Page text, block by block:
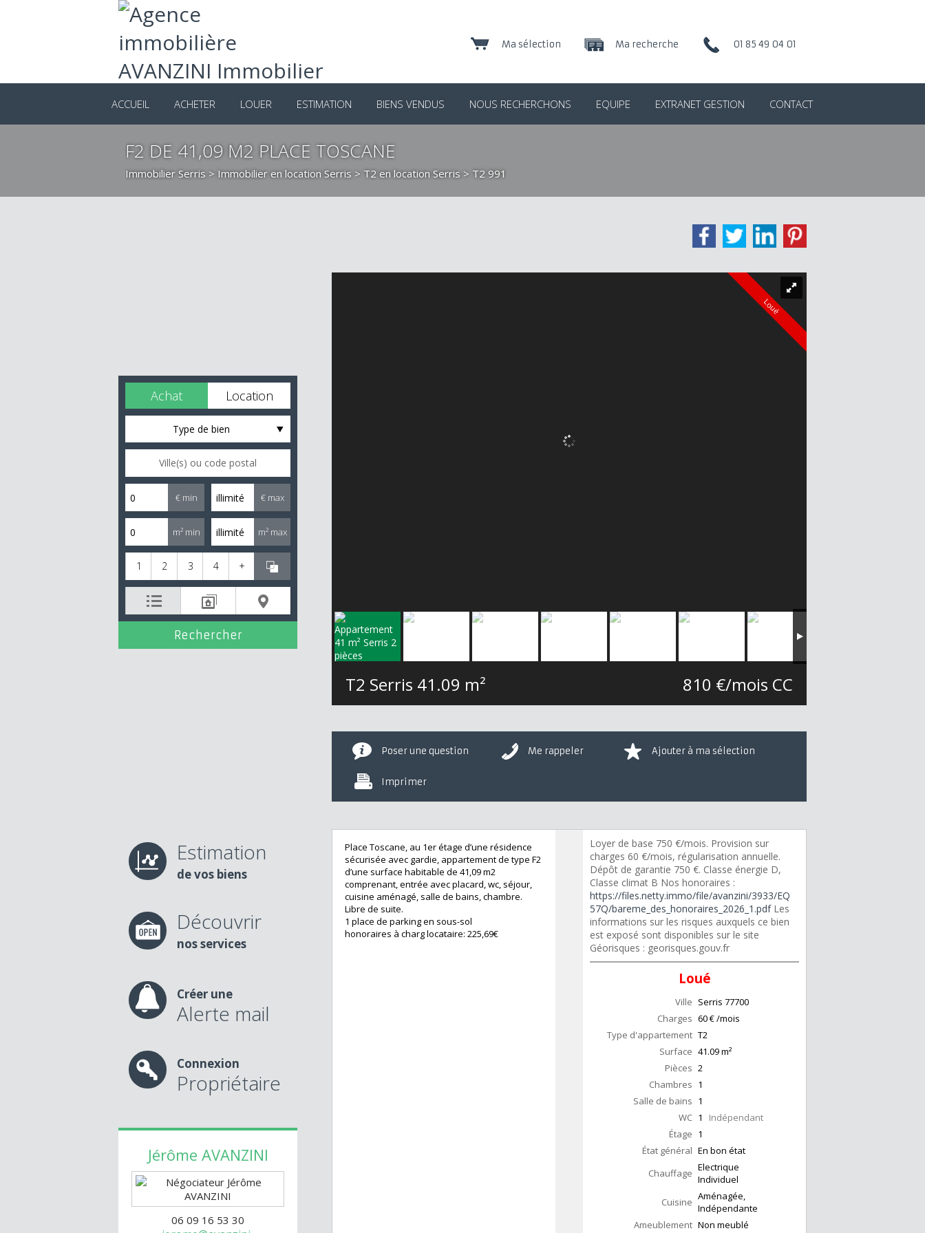
01 85 49 04 01
Ma recherche
Ma sélection
ACCUEIL ACHETER LOUER ESTIMATION BIENS VENDUS NOUS RECHERCHONS EQUIPE EXTRANET GESTION CONTACT
F2 DE 41,09 M2 PLACE TOSCANE
Immobilier Serris > Immobilier en location Serris > T2 en location Serris > T2 991
Achat Location
Type de bien
€ min € max
m² min m² max
1 2 3 4 +
Estimation
de vos biens
Découvrir
nos services
Créer une
Alerte mail
Connexion
Propriétaire
Jérôme AVANZINI
06 09 16 53 30
Loué
T2 Serris 41.09 m² 810 €/mois CC
Poser une question Me rappeler Ajouter à ma sélection
Imprimer
Place Toscane, au 1er étage d’une résidence
sécurisée avec gardie, appartement de type F2
d’une surface habitable de 41,09 m2
comprenant, entrée avec placard, wc, séjour,
cuisine aménagé, salle de bains, chambre.
Libre de suite.
1 place de parking en sous-sol
honoraires à charg locataire: 225,69€
Loyer de base 750 €/mois. Provision sur
charges 60 €/mois, régularisation annuelle.
Dépôt de garantie 750 €. Classe énergie D,
Classe climat B Nos honoraires :
https://files.netty.immo/file/avanzini/3933/EQ
57Q/bareme_des_honoraires_2026_1.pdfLes
informations sur les risques auxquels ce bien
est exposé sont disponibles sur le site
Géorisques : georisques.gouv.fr
Loué
Ville Serris 77700
Charges 60 € /mois
Type d'appartement T2
Surface 41.09m²
Pièces 2
Chambres 1
Salle de bains 1
WC 1 Indépendant
Étage 1
État général En bon état
Chauffage Electrique
Individuel
Cuisine Aménagée,
Indépendante
Ameublement Non meublé